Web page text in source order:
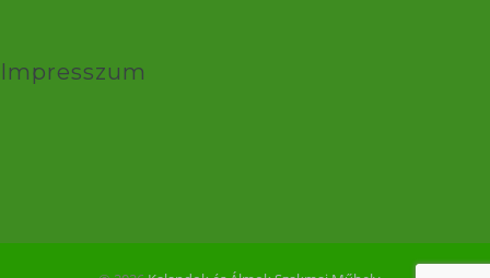
Impresszum